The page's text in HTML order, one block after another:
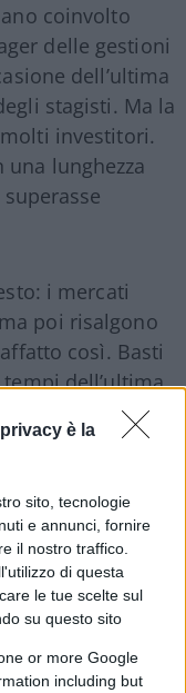
è la
sito, tecnologie
e annunci, fornire
il nostro traffico.
di questa
le tue scelte sul
su questo sito
or more Google
including but
coinvolto
delle gestioni
dell’ultima
stagisti. Ma la
investitori.
lunghezza
i mercati
poi risalgono
così. Basti
dell’ultima
quell’occasioni
durarono
una
quel lungo
psicologica.